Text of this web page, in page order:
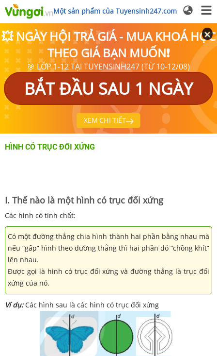
Một sản phẩm của Tuyensinh247.com
💥 NGÀY HỘI TRẢ GIÁ - MUA KHOÁ HỌC
THEO GIÁ BẠN MUỐN❗
🎯 LỚP 1-12 TẠI TUYENSINH247 (TỪ 10-12/08)
BẮT ĐẦU SAU 1 NGÀY
XEM CHI TIẾT
HÌNH CÓ TRỤC ĐỐI XỨNG
I. Thế nào là một hình có trục đối xứng
Các hình có tính chất:
Có một đường thẳng chia hình thành hai phần bằng nhau mà
nếu “gấp” hình theo đường thẳng thì hai phần đó “chồng khít”
lên nhau.
Được gọi là hình có trục đối xứng và đường thẳng là trục đối
xứng của nó.
Ví dụ:Các hình sau là các hình có trục đối xứng